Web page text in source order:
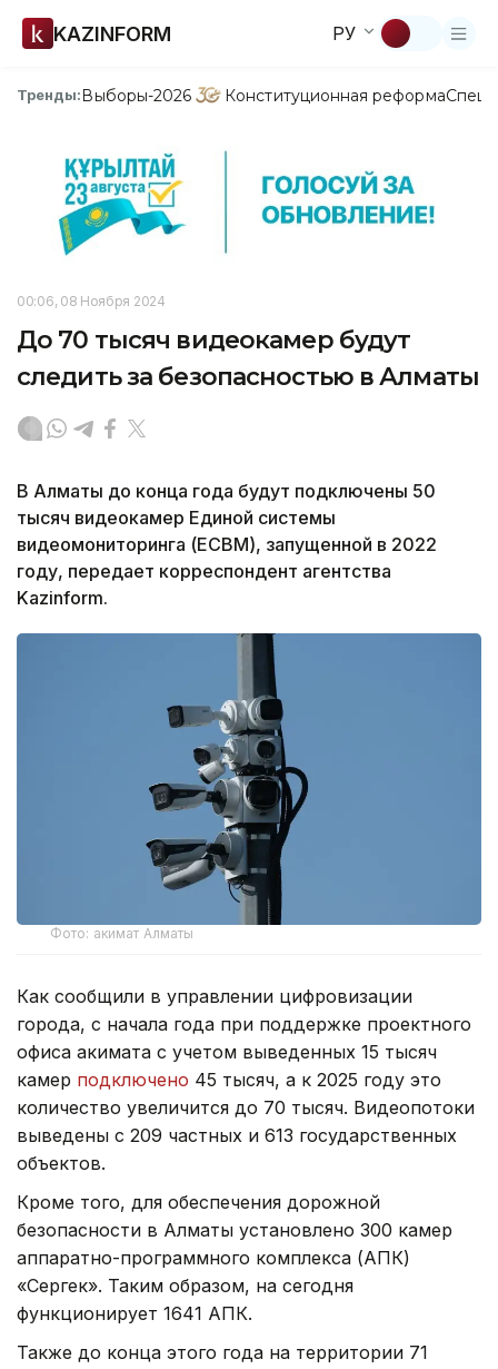
KAZINFORM РУ
Тренды:Выборы-2026 Конституционная реформа
00:06, 08 Ноября 2024
До 70 тысяч видеокамер будут
следить за безопасностью в Алматы
В Алматы до конца года будут подключены 50
тысяч видеокамер Единой системы
видеомониторинга (ЕСВМ), запущенной в 2022
году, передает корреспондент агентства
Kazinform.
Фото: акимат Алматы
Как сообщили в управлении цифровизации
города, с начала года при поддержке проектного
офиса акимата с учетом выведенных 15 тысяч
камер подключено 45 тысяч, а к 2025 году это
количество увеличится до 70 тысяч. Видеопотоки
выведены с 209 частных и 613 государственных
объектов.
Кроме того, для обеспечения дорожной
безопасности в Алматы установлено 300 камер
аппаратно-программного комплекса (АПК)
«Сергек». Таким образом, на сегодня
функционирует 1641 АПК.
Также до конца этого года на территории 71